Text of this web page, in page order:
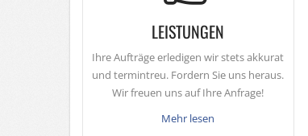
LEISTUNGEN
Ihre Aufträge erledigen wir stets akkurat
und termintreu. Fordern Sie uns heraus.
Wir freuen uns auf Ihre Anfrage!
Mehr lesen